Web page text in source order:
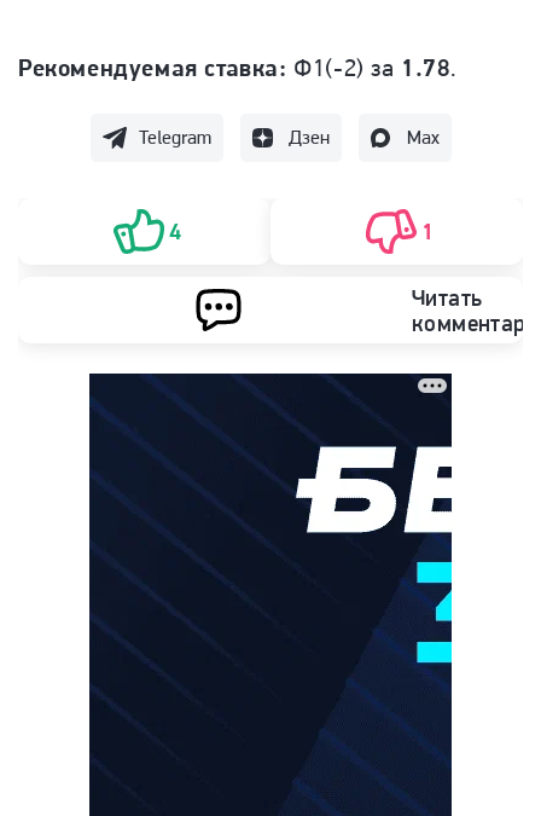
Рекомендуемая ставка: Ф1(-2) за 1.78.
Telegram Дзен Max
4 1
Читать